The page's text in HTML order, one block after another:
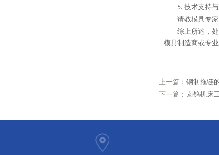
5. 技术支持
请教模具专
综上所述，
模具制造商或专
上一篇： 钢制拖链
下一篇： 卤钨机床